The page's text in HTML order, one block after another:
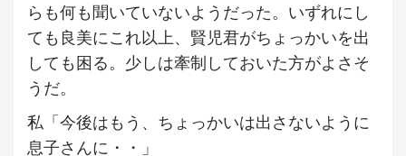
らも何も聞いていないようだった。いずれにし
ても良美にこれ以上、賢児君がちょっかいを出
しても困る。少しは牽制しておいた方がよさそ
うだ。
私「今後はもう、ちょっかいは出さないように
息子さんに・・」